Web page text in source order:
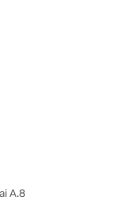
A.8